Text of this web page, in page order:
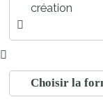
création
Choisir la